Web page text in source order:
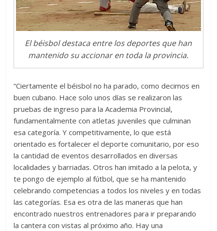
El béisbol destaca entre los deportes que han
mantenido su accionar en toda la provincia.
“Ciertamente el béisbol no ha parado, como decimos en
buen cubano. Hace solo unos días se realizaron las
pruebas de ingreso para la Academia Provincial,
fundamentalmente con atletas juveniles que culminan
esa categoría. Y competitivamente, lo que está
orientado es fortalecer el deporte comunitario, por eso
la cantidad de eventos desarrollados en diversas
localidades y barriadas. Otros han imitado a la pelota, y
te pongo de ejemplo al fútbol, que se ha mantenido
celebrando competencias a todos los niveles y en todas
las categorías. Esa es otra de las maneras que han
encontrado nuestros entrenadores para ir preparando
la cantera con vistas al próximo año. Hay una